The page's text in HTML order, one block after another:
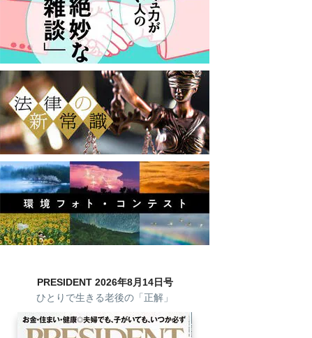
PRESIDENT 2026年8月14日号
ひとりで生きる老後の「正解」